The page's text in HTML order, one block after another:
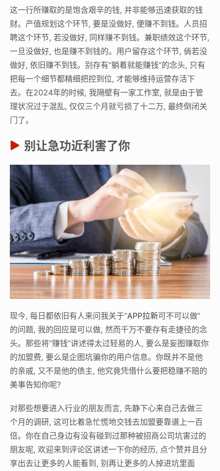
这一行所赚取的是饱含艰辛的钱, 并非能够迅速获取的钱
财。产值规划这个环节, 要是没做好, 便赚不到钱。人员招
聘这个环节, 若没做好, 同样赚不到钱。兼职绩效这个环节,
一旦没做好, 也是赚不到钱的。用户留存这个环节, 倘若没
做好, 依旧赚不到钱。别存有“躺着就能赚钱”的念头, 只有
把每一个细节都精细把控到位, 才能够维持运营存活下
去。在2024年的时候, 我隔壁有一家工作室, 就是由于管
理状况过于混乱, 仅仅三个月就亏损了十二万, 最终倒闭关
门了。
别让急功近利害了你
现今, 每日都依旧有人来问我关于“APP拉新可不可以做”
的问题, 我的回应是可以做, 然而千万不要存有走捷径的念
头。那些将“赚钱”讲述得太过轻易的人, 要么是妄图赚取你
的加盟费, 要么是企图坑骗你的用户信息。你既并不是他
的亲戚, 又不是他的债主, 他究竟凭借什么要把稳赚不赔的
美事告知你呢?
对那些想要进入行业的朋友而言, 先静下心来自己去做三
个月的调研, 这可比着急忙慌地交钱去加盟要靠谱上一百
倍。你在自己身边有没有碰到过那种被招商公司坑害过的
朋友呢, 欢迎来到评论区讲述一下你的经历, 点个赞并且分
享出去让更多的人能看到, 别再让更多的人掉进坑里面